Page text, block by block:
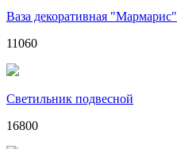
Ваза декоративная "Мармарис"
11060
Светильник подвесной
16800